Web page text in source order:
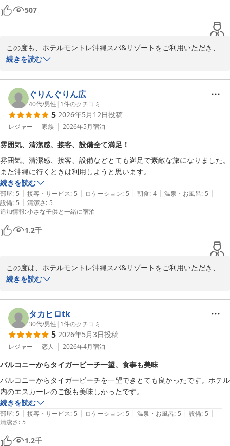
2026-07-23
507
この度も、ホテルモントレ沖縄スパ&リゾートをご利用いただき、
誠にありがとうございます。
嬉しく拝読いたしました。
2回目のご宿泊でも「次も泊まりたい」と思っていただけたこと、
そしてお部屋からの景色をお楽しみいただけたことは、私どもにと
って何よりの励みです。
げていただき、嬉しい限りです。
今後もご期待にお応えできるよう、より良いサービスを目指して努
めてまいります。
またお会いできます日を心よりお待ちしております。
ご投稿ありがとうございました。
ホテルモントレ沖縄 スパ＆リゾート
続きを読む
ぐりんぐりん広
40代/男性 | 1件のクチコミ
5 2026年5月12日投稿
レジャー 家族 2026年5月宿泊
雰囲気、清潔感、接客、設備全て満足！
雰囲気、清潔感、接客、設備などとても満足で素敵な旅になりました。
また沖縄に行くときは利用しようと思います。
続きを読む
部屋: 5 | 接客・サービス: 5 | ロケーション: 5 | 朝食: 4 | 温泉・お風呂: 5 |
設備: 5 | 清潔さ: 5
追加情報:小さな子供と一緒に宿泊
1.2千
この度は、ホテルモントレ沖縄スパ&リゾートをご利用いただき、
また雰囲気や清潔感、接客、設備にご満足いただけたとのお言葉を
素敵な旅のお手伝いができたことを大変嬉しく思います。
また沖縄へお越しの際にも当館をお選びいただけるとのこと、スタ
ッフ一同大きな励みになります。
して努めてまいります。
ご投稿ありがとうございました。
ホテルモントレ沖縄 スパ＆リゾート
2026-05-17
続きを読む
タカヒロtk
30代/男性 | 1件のクチコミ
5 2026年5月3日投稿
レジャー 恋人 2026年4月宿泊
バルコニーからタイガービーチ一望、食事も美味
バルコニーからタイガービーチを一望できとても良かったです。ホテル
内のエスカーレのご飯も美味しかったです。
続きを読む
部屋: 5 | 接客・サービス: 5 | ロケーション: 5 | 温泉・お風呂: 5 | 設備: 5 |
清潔さ: 5
1.2千